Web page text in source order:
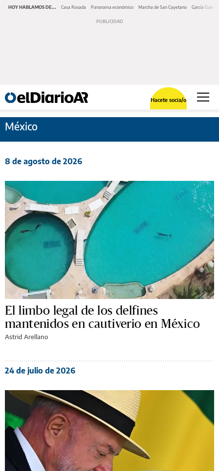
HOY HABLAMOS DE... Casa Rosada Panorama económico Marcha de San Cayetano García Cuerva
Hacete socia/o
México
8 de agosto de 2026
El limbo legal de los delfines
mantenidos en cautiverio en México
Astrid Arellano
24 de julio de 2026